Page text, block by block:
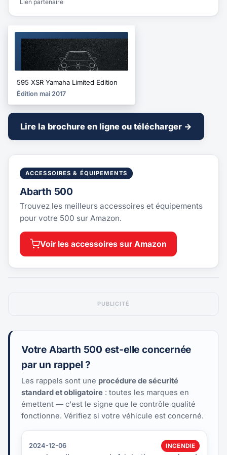
Lien partenaire
BROCHURE
2017
595 XSR Yamaha Limited Edition
Édition mai 2017
Lire la brochure en ligne ou télécharger →
ACCESSOIRES & ÉQUIPEMENTS
Abarth 500
Trouvez les meilleurs accessoires et équipements
pour votre 500 sur Amazon.
Voir les accessoires sur Amazon
PUBLICITÉ
Votre Abarth 500 est-elle concernée
par un rappel ?
Les rappels sont une procédure de sécurité
standard et obligatoire : toutes les marques en
émettent — c'est le signe que le contrôle qualité
fonctionne. Vérifiez si votre véhicule est concerné.
2024-12-06 INCENDIE